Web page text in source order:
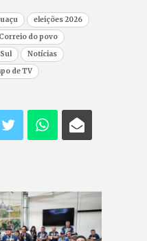
eleições 2026
do povo
Notícias
de TV